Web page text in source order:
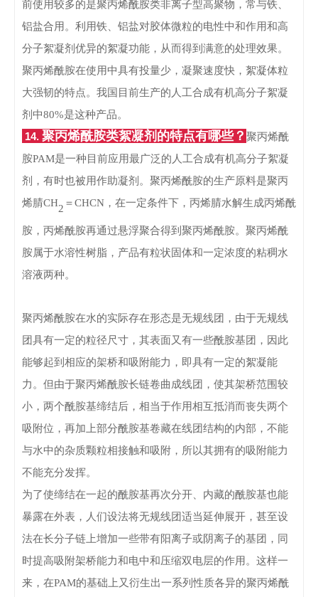
前使用较多的是聚丙烯酰胺类非离子型高聚物，常与铁、
铝盐合用。利用铁、铝盐对胶体微粒的电性中和作用和高
分子絮凝剂优异的絮凝功能，从而得到满意的处理效果。
聚丙烯酰胺在使用中具有投量少，凝聚速度快，絮凝体粒
大强韧的特点。我国目前生产的人工合成有机高分子絮凝
剂中80%是这种产品。
14. 聚丙烯酰胺类絮凝剂的特点有哪些？ 聚丙烯酰
胺PAM是一种目前应用最广泛的人工合成有机高分子絮凝
剂，有时也被用作助凝剂。聚丙烯酰胺的生产原料是聚丙
烯腈CH
2
＝CHCN，在一定条件下，丙烯腈水解生成丙烯酰
胺，丙烯酰胺再通过悬浮聚合得到聚丙烯酰胺。聚丙烯酰
胺属于水溶性树脂，产品有粒状固体和一定浓度的粘稠水
溶液两种。
聚丙烯酰胺在水的实际存在形态是无规线团，由于无规线
团具有一定的粒径尺寸，其表面又有一些酰胺基团，因此
能够起到相应的架桥和吸附能力，即具有一定的絮凝能
力。但由于聚丙烯酰胺长链卷曲成线团，使其架桥范围较
小，两个酰胺基缔结后，相当于作用相互抵消而丧失两个
吸附位，再加上部分酰胺基卷藏在线团结构的内部，不能
与水中的杂质颗粒相接触和吸附，所以其拥有的吸附能力
不能充分发挥。
为了使缔结在一起的酰胺基再次分开、内藏的酰胺基也能
暴露在外表，人们设法将无规线团适当延伸展开，甚至设
法在长分子链上增加一些带有阳离子或阴离子的基团，同
时提高吸附架桥能力和电中和压缩双电层的作用。这样一
来，在PAM的基础上又衍生出一系列性质各异的聚丙烯酰